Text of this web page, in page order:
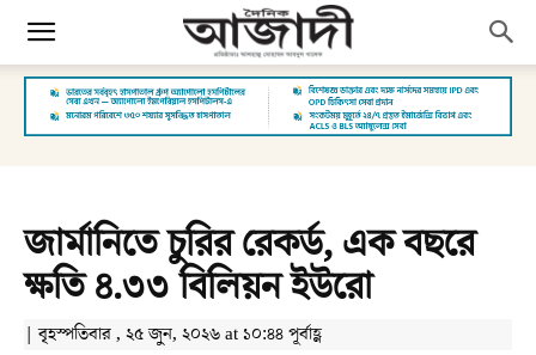
জার্মানিতে চুরির রেকর্ড, এক বছরে
ক্ষতি ৪.৩৩ বিলিয়ন ইউরো
| বৃহস্পতিবার , ২৫ জুন, ২০২৬ at ১০:৪৪ পূর্বাহ্ণ